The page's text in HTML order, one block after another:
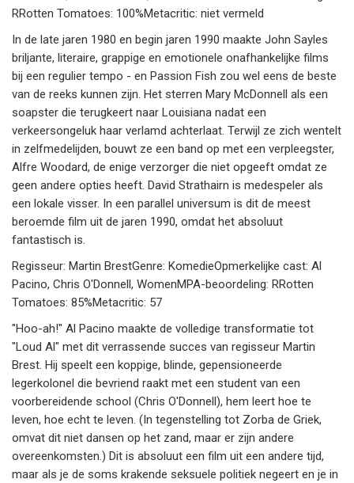
RRotten Tomatoes: 100%Metacritic: niet vermeld
In de late jaren 1980 en begin jaren 1990 maakte John Sayles
briljante, literaire, grappige en emotionele onafhankelijke films
bij een regulier tempo - en Passion Fish zou wel eens de beste
van de reeks kunnen zijn. Het sterren Mary McDonnell als een
soapster die terugkeert naar Louisiana nadat een
verkeersongeluk haar verlamd achterlaat. Terwijl ze zich wentelt
in zelfmedelijden, bouwt ze een band op met een verpleegster,
Alfre Woodard, de enige verzorger die niet opgeeft omdat ze
geen andere opties heeft. David Strathairn is medespeler als
een lokale visser. In een parallel universum is dit de meest
beroemde film uit de jaren 1990, omdat het absoluut
fantastisch is.
Regisseur: Martin BrestGenre: KomedieOpmerkelijke cast: Al
Pacino, Chris O'Donnell, WomenMPA-beoordeling: RRotten
Tomatoes: 85%Metacritic: 57
"Hoo-ah!" Al Pacino maakte de volledige transformatie tot
"Loud Al" met dit verrassende succes van regisseur Martin
Brest. Hij speelt een koppige, blinde, gepensioneerde
legerkolonel die bevriend raakt met een student van een
voorbereidende school (Chris O'Donnell), hem leert hoe te
leven, hoe echt te leven. (In tegenstelling tot Zorba de Griek,
omvat dit niet dansen op het zand, maar er zijn andere
overeenkomsten.) Dit is absoluut een film uit een andere tijd,
maar als je de soms krakende seksuele politiek negeert en je in